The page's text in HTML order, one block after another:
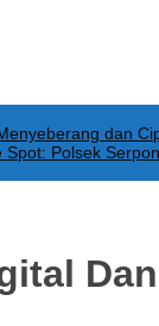
dan
Polsek